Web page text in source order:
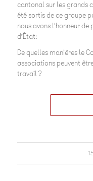
cantonal sur les grands
été sortis de ce groupe
nous avons l’honneur
d’État:
De quelles manières le
associations peuvent
travail ?